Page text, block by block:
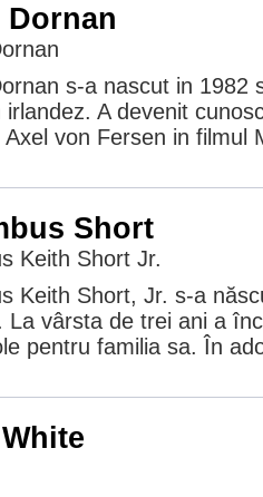
Dornan
s-a nascut in 1982
irlandez. A devenit
Axel von Fersen in filmul
Short
Keith Short Jr.
Keith Short, Jr. s-a
La vârsta de trei ani a
pentru familia sa. În